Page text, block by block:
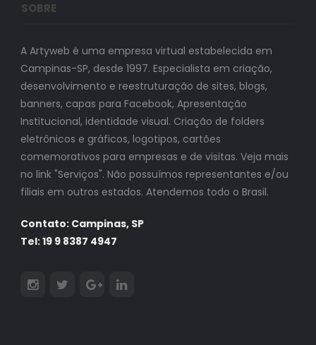
SOBRE
A Artyweb é uma empresa virtual estabelecida em
Campinas-SP, desde 1997. Especialista em criação,
desenvolvimento e reestruturação de sites, blogs,
banners, capas para Facebook, Apresentação
Institucional, identidade visual. Criação de folders
eletrônicos e gráficos, logotipos, cartões
comemorativos para empresas e de visitas. Veja mais
no link "Serviços". Não possuímos representantes e/ou
filiais em outros estados. Atendemos todo o Brasil.
Contato: Campinas, SP
Tel: 19 9 8387 4947